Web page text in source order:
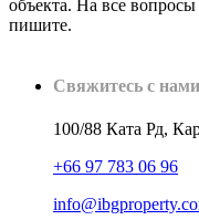
объекта. На все
пишите.
Свяжитесь с нами
100/88 Ката Рд,
+66 97 783 06 96